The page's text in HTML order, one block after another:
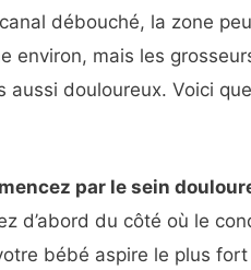
débouché, la zone
environ, mais les
aussi douloureux. Voici
par le sein
d’abord du côté où le
bébé aspire le plus